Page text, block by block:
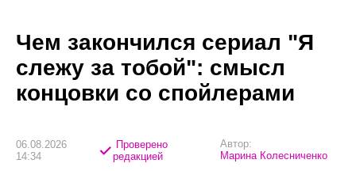
Чем закончился сериал "Я
слежу за тобой": смысл
концовки со спойлерами
06.08.2026
14:34
Проверено
редакцией
Автор:
Марина Колесниченко